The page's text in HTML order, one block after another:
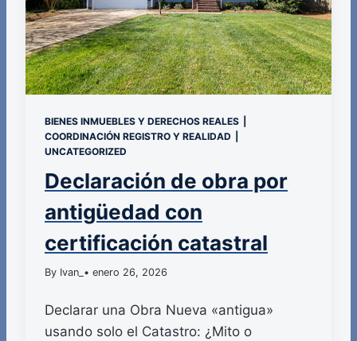
BIENES INMUEBLES Y DERECHOS REALES
COORDINACIÓN REGISTRO Y REALIDAD
UNCATEGORIZED
Declaración de obra por
antigüedad con
certificación catastral
By Ivan_ • enero 26, 2026
Declarar una Obra Nueva «antigua»
usando solo el Catastro: ¿Mito o